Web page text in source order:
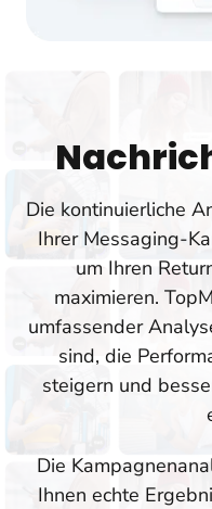
Die kontinuierliche
Ihrer Messaging-
um Ihren
maximieren.
umfassender
sind, die
steigern und
Die
Ihnen echte